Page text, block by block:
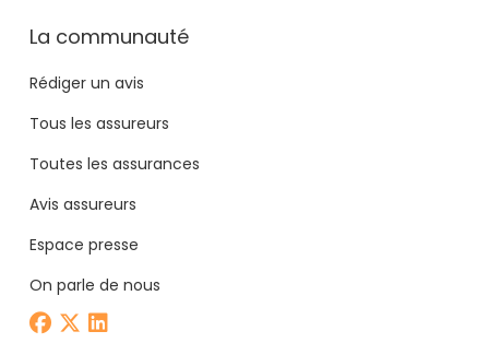
La communauté
Rédiger un avis
Tous les assureurs
Toutes les assurances
Avis assureurs
Espace presse
On parle de nous